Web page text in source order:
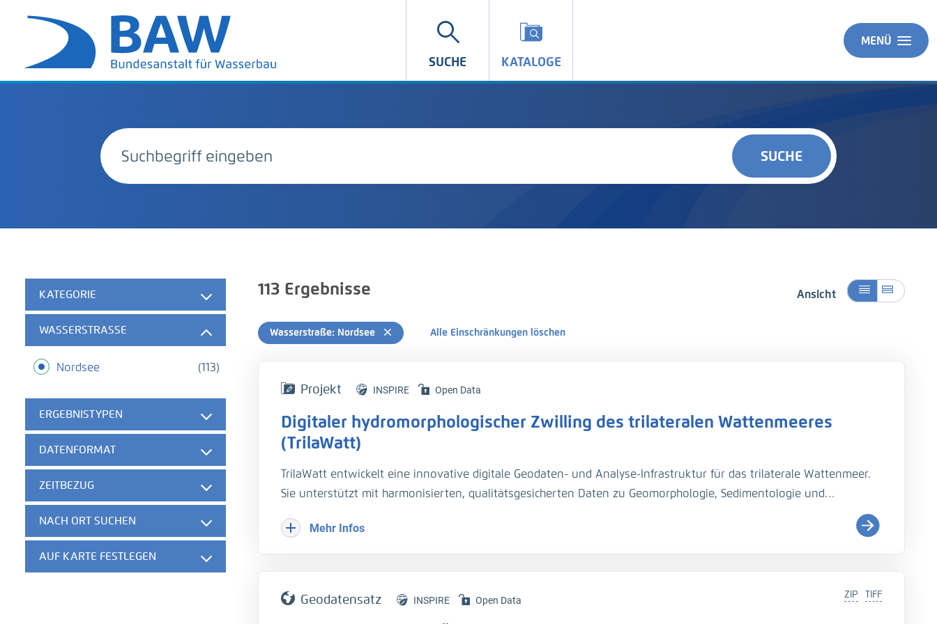
SUCHE KATALOGE
MENÜ
SUCHE
KATEGORIE
WASSERSTRASSE
(113)
Nordsee
ERGEBNISTYPEN
DATENFORMAT
ZEITBEZUG
NACH ORT SUCHEN
AUF KARTE FESTLEGEN
113 Ergebnisse Ansicht
Wasserstraße: Nordsee Alle Einschränkungen löschen
Projekt INSPIRE Open Data
Digitaler hydromorphologischer Zwilling des trilateralen Wattenmeeres
(TrilaWatt)
TrilaWatt entwickelt eine innovative digitale Geodaten- und Analyse-Infrastruktur für das trilaterale Wattenmeer.
Sie unterstützt mit harmonisierten, qualitätsgesicherten Daten zu Geomorphologie, Sedimentologie und
Dokumentationsmethoden werden über Webportale und -dienste zu einem Assistenzsystem verknüpft.
Mehr Infos
TIFF
ZIP
Geodatensatz INSPIRE Open Data